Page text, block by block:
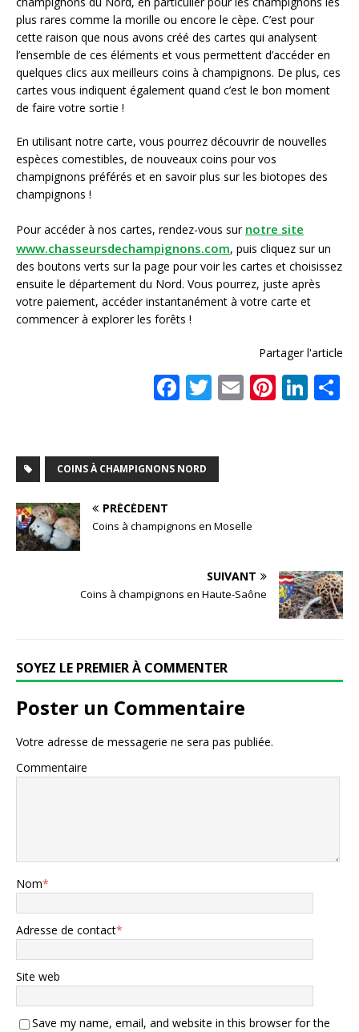
plus rares comme la morille ou encore le cèpe. C’est pour
cette raison que nous avons créé des cartes qui analysent
l’ensemble de ces éléments et vous permettent d’accéder en
quelques clics aux meilleurs coins à champignons. De plus, ces
cartes vous indiquent également quand c’est le bon moment
de faire votre sortie !
En utilisant notre carte, vous pourrez découvrir de nouvelles
espèces comestibles, de nouveaux coins pour vos
champignons préférés et en savoir plus sur les biotopes des
champignons !
Pour accéder à nos cartes, rendez-vous sur notre site
www.chasseursdechampignons.com, puis cliquez sur un
des boutons verts sur la page pour voir les cartes et choisissez
ensuite le département du Nord. Vous pourrez, juste après
votre paiement, accéder instantanément à votre carte et
commencer à explorer les forêts !
Partager l'article
F
e
b
o
o
T
te
E Pi Li
COINS À CHAMPIGNONS NORD
PRÉCÉDENT
Coins à champignons en Moselle
SUIVANT
Coins à champignons en Haute-Saône
SOYEZ LE PREMIER À COMMENTER
Poster un Commentaire
Votre adresse de messagerie ne sera pas publiée.
Commentaire
Nom*
Adresse de contact*
Site web
Save my name, email, and website in this browser for the